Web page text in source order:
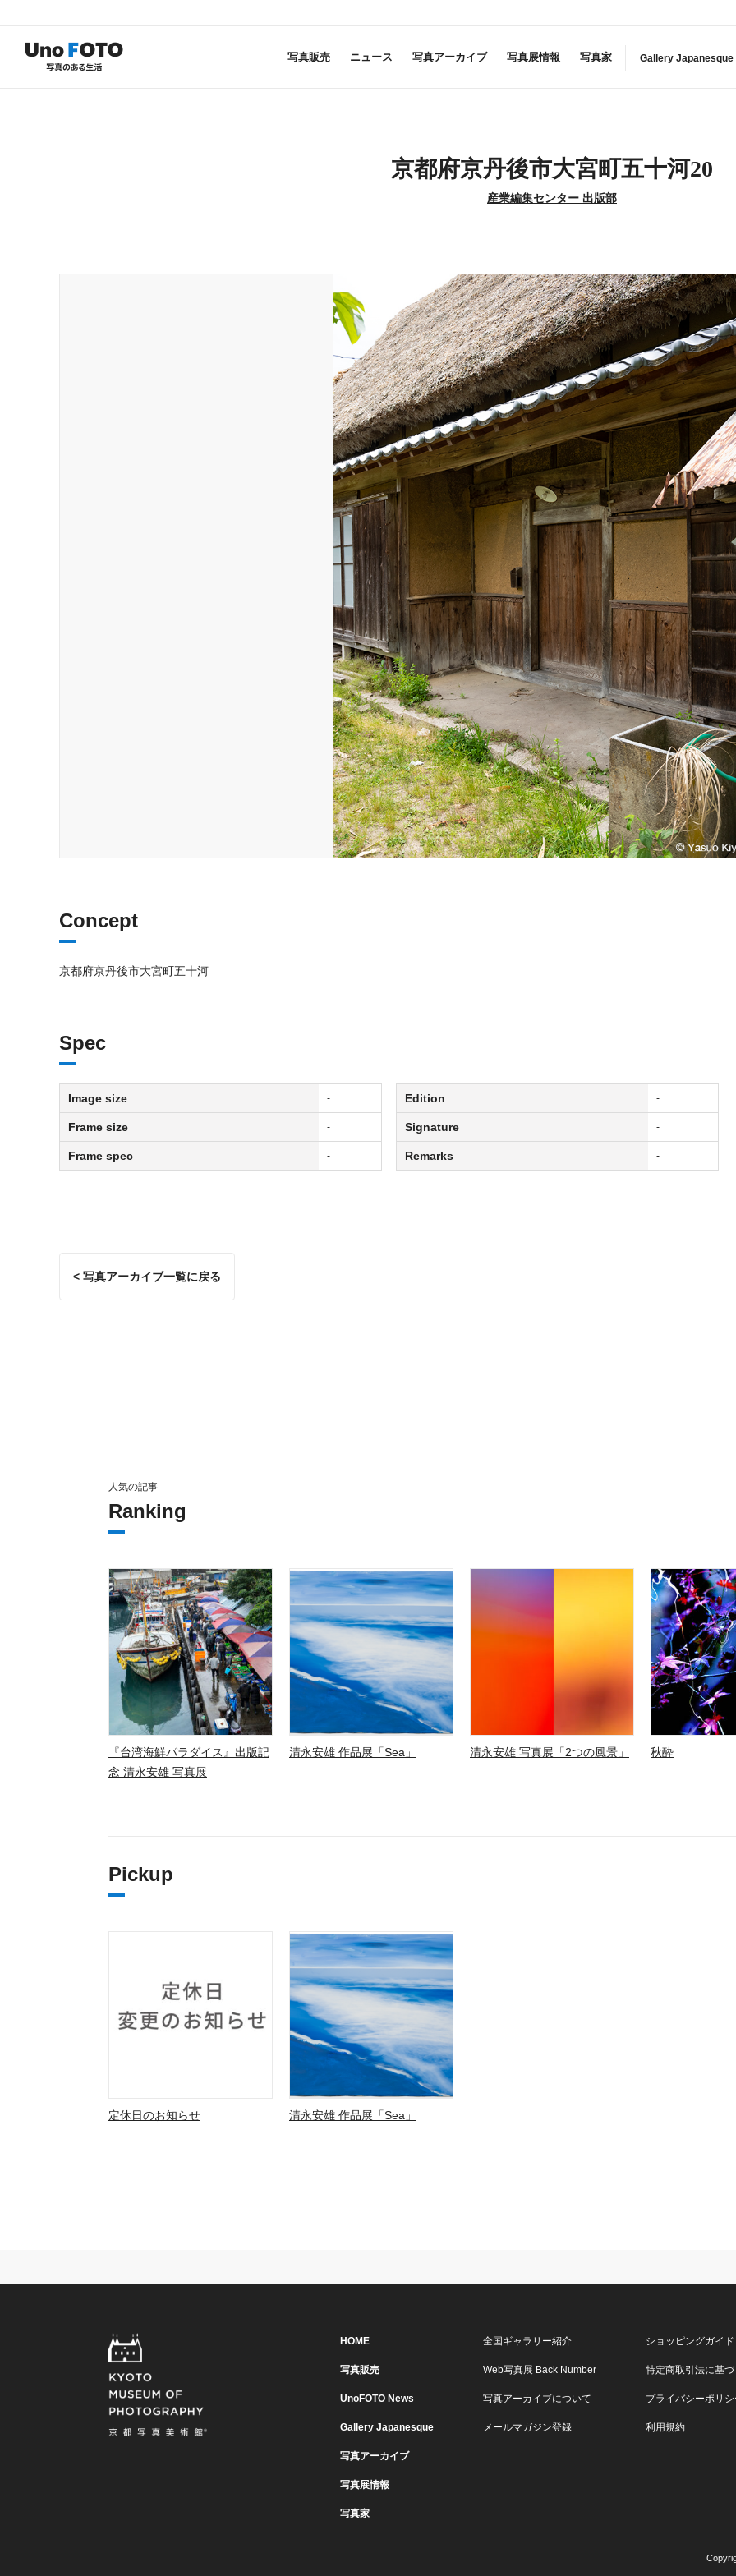
写真販売 ニュース 写真アーカイブ 写真展情報 写真家 Gallery Japanesque
京都府京丹後市大宮町五十河20
産業編集センター 出版部
Concept
京都府京丹後市大宮町五十河
Spec
Image size -
Frame size -
Frame spec -
Edition -
Signature -
Remarks -
< 写真アーカイブ一覧に戻る
人気の記事
Ranking
『台湾海鮮パラダイス』出版記
念 清永安雄 写真展
清永安雄 作品展「Sea」 清永安雄 写真展「2つの風景」 秋酔
Pickup
定休日のお知らせ 清永安雄 作品展「Sea」
HOME
写真販売
UnoFOTO News
Gallery Japanesque
写真アーカイブ
写真展情報
写真家
全国ギャラリー紹介
Web写真展 Back Number
写真アーカイブについて
メールマガジン登録
ショッピングガイド
特定商取引法に基
プライバシーポリ
利用規約